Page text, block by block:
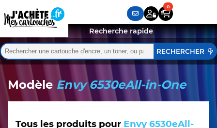
Rechercher :
Quand les résultats de l'auto-complétion sont
Recherche rapide
Modèle Envy 6530eAll-in-One
Tous les produits pour Envy 6530eAll-